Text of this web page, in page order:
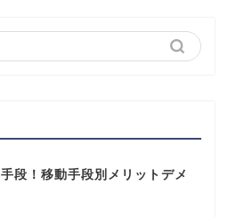
段！移動手段別メリットデメ